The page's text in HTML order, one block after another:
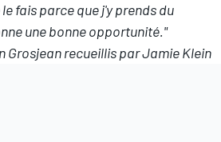
fais parce que j'y prends du
une bonne opportunité."
Grosjean recueillis par Jamie Klein